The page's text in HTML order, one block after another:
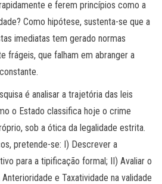
e ferem princípios como a
Como hipótese, sustenta-se que a
imediatas tem gerado normas
frágeis, que falham em abranger a
é analisar a trajetória das leis
o Estado classifica hoje o crime
sob a ótica da legalidade estrita.
pretende-se: I) Descrever a
para a tipificação formal; II) Avaliar o
e Taxatividade na validade